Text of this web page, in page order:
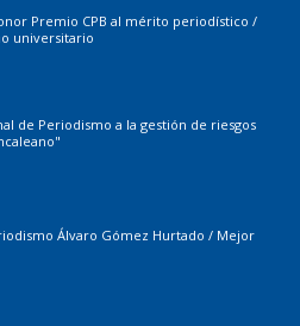
Premio CPB al mérito periodístico /
universitario
de Periodismo a la gestión de riesgos
Álvaro Gómez Hurtado / Mejor